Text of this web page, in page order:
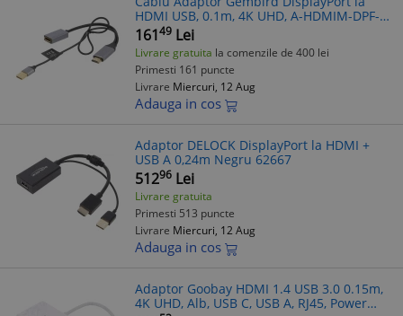
HDMI USB, 0.1m, 4K UHD, A-HDMIM-DPF-
02
16149 Lei
Livrare gratuita la comenzile de 400 lei
Primesti 161 puncte
Livrare Miercuri, 12 Aug
Adauga in cos
Adaptor DELOCK DisplayPort la HDMI +
USB A 0,24m Negru 62667
51296 Lei
Livrare gratuita
Primesti 513 puncte
Livrare Miercuri, 12 Aug
Adauga in cos
Adaptor Goobay HDMI 1.4 USB 3.0 0.15m,
4K UHD, Alb, USB C, USB A, RJ45, Power